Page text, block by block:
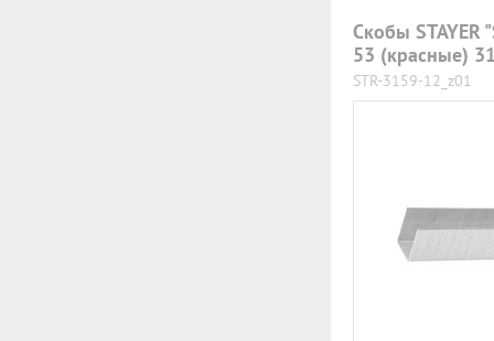
Скобы STAYER
53 (красные)
STR-3159-12_z01